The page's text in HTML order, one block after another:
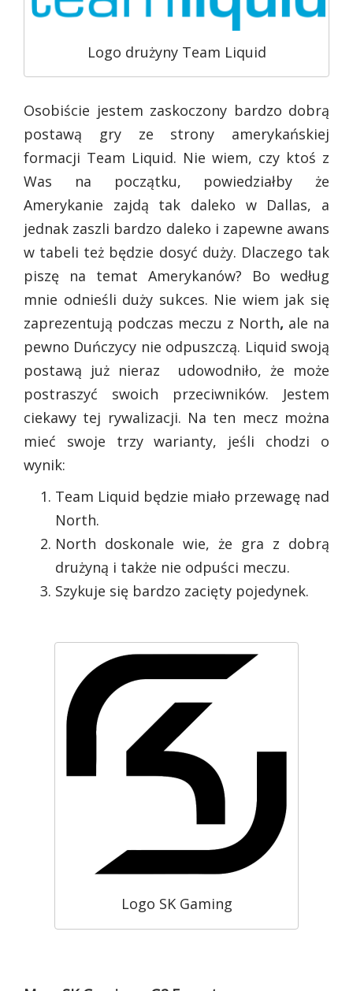
Logo drużyny Team Liquid
Osobiście jestem zaskoczony bardzo dobrą
postawą gry ze strony amerykańskiej
formacji Team Liquid. Nie wiem, czy ktoś z
Was na początku, powiedziałby że
Amerykanie zajdą tak daleko w Dallas, a
jednak zaszli bardzo daleko i zapewne awans
w tabeli też będzie dosyć duży. Dlaczego tak
piszę na temat Amerykanów? Bo według
mnie odnieśli duży sukces. Nie wiem jak się
zaprezentują podczas meczu z North, ale na
pewno Duńczycy nie odpuszczą. Liquid swoją
postawą już nieraz udowodniło, że może
postraszyć swoich przeciwników. Jestem
ciekawy tej rywalizacji. Na ten mecz można
mieć swoje trzy warianty, jeśli chodzi o
wynik:
Team Liquid będzie miało przewagę nad
North.
North doskonale wie, że gra z dobrą
drużyną i także nie odpuści meczu.
Szykuje się bardzo zacięty pojedynek.
Logo SK Gaming